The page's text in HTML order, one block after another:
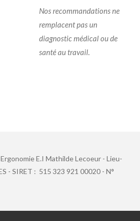
Nos recommandations ne
remplacent pas un
diagnostic médical ou de
santé au travail.
E.I Mathilde Lecoeur - Lieu-
- SIRET : 515 323 921 00020 - N°